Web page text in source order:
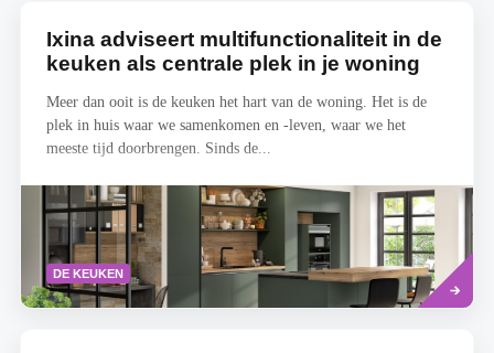
Ixina adviseert multifunctionaliteit in de
keuken als centrale plek in je woning
Meer dan ooit is de keuken het hart van de woning. Het is de
plek in huis waar we samenkomen en -leven, waar we het
meeste tijd doorbrengen. Sinds de...
DE KEUKEN
Lees
meer